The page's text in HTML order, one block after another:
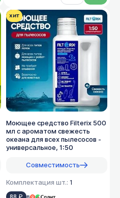
Моющее средство Filterix 500
мл с ароматом свежесть
океана для всех пылеcосов -
универсальное, 1:50
Совместимость
Комплектация шт.: 1
хит